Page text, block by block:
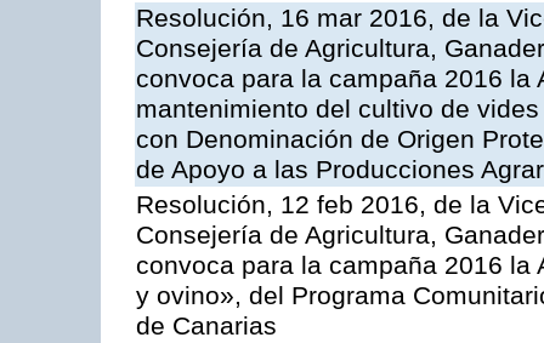
Resolución, 16 mar 2016, de la
Consejería de Agricultura,
convoca para la campaña 2016
mantenimiento del cultivo de
con Denominación de Origen
de Apoyo a las Producciones
Resolución, 12 feb 2016, de la
Consejería de Agricultura,
convoca para la campaña 2016
y ovino», del Programa
de Canarias